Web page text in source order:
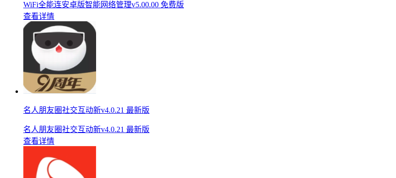
WiFi全能连安卓版智能网络管理v5.00.00 免费版
查看详情
名人朋友圈社交互动新v4.0.21 最新版
名人朋友圈社交互动新v4.0.21 最新版
查看详情